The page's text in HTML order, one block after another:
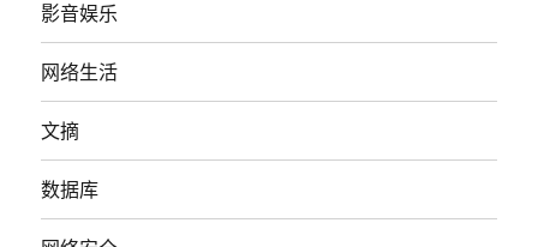
影音娱乐
网络生活
文摘
数据库